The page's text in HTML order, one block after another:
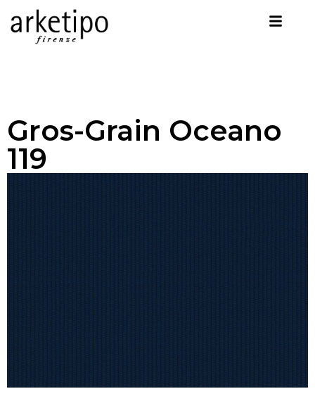
Gros-Grain Oceano
119